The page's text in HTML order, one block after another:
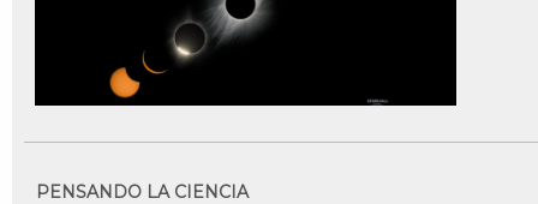
PENSANDO LA CIENCIA